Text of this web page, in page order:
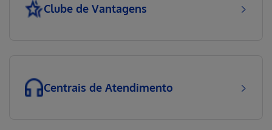
Clube de Vantagens
Centrais de Atendimento